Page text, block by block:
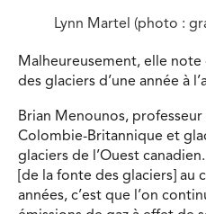
Lynn Martel (photo :
Malheureusement, elle
des glaciers d’une année à
Brian Menounos,
Colombie-Britannique et
glaciers de l’Ouest
[de la fonte des glaciers] au
années, c’est que l’on